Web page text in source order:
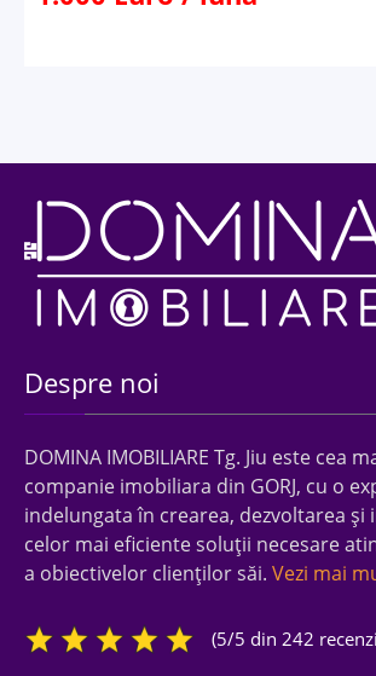
Despre noi
DOMINA IMOBILIARE Tg. Jiu este cea
companie imobiliara din GORJ, cu o
indelungata în crearea, dezvoltarea şi
celor mai eficiente soluţii necesare
a obiectivelor clienţilor săi. Vezi mai
(5/5 din 242